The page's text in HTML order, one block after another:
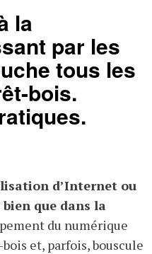
la
par les
tous les
bois.
d’Internet ou
que dans la
du numérique
et, parfois, bouscule